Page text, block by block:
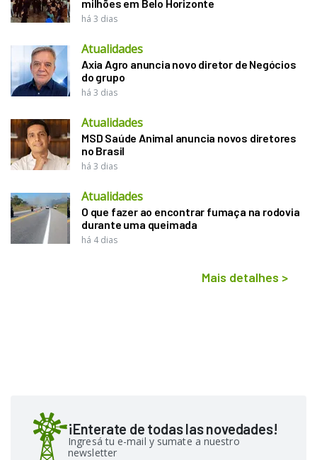
milhões em Belo Horizonte
há 3 dias
Atualidades
Axia Agro anuncia novo diretor de Negócios
do grupo
há 3 dias
Atualidades
MSD Saúde Animal anuncia novos diretores
no Brasil
há 3 dias
Atualidades
O que fazer ao encontrar fumaça na rodovia
durante uma queimada
há 4 dias
Mais detalhes >
¡Enterate de todas las novedades!
Ingresá tu e-mail y sumate a nuestro
newsletter